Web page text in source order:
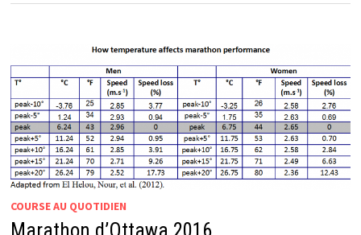
COURSE AU QUOTIDIEN